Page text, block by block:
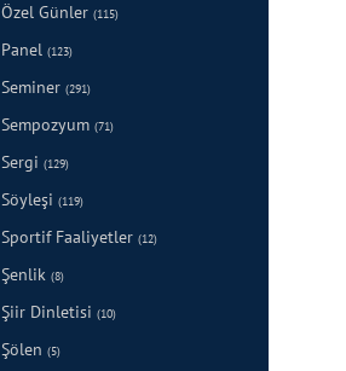
Özel Günler (115)
Panel (123)
Seminer (291)
Sempozyum (71)
Sergi (129)
Söyleşi (119)
Sportif Faaliyetler (12)
Şenlik (8)
Şiir Dinletisi (10)
Şölen (5)